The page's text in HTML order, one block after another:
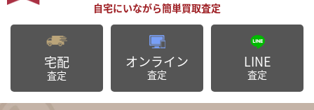
宅配
査定
オンライン
査定
LINE
査定